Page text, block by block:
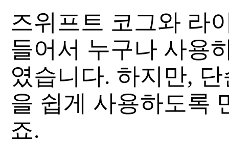
즈위프트 코그와 라
들어서 누구나 사용
였습니다. 하지만,
을 쉽게 사용하도록
죠.